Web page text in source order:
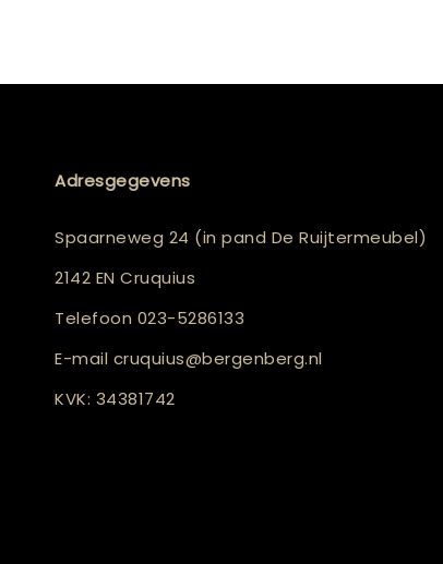
Adresgegevens
Spaarneweg 24 (in pand De Ruijtermeubel)
2142 EN Cruquius
Telefoon 023-5286133
E-mail cruquius@bergenberg.nl
KVK: 34381742